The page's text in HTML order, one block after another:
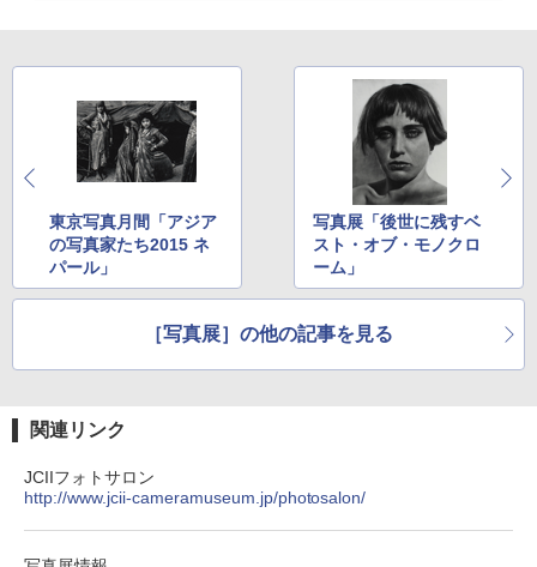
東京写真月間「アジア
の写真家たち2015 ネ
パール」
写真展「後世に残すベ
スト・オブ・モノクロ
ーム」
［写真展］の他の記事を見る
関連リンク
JCIIフォトサロン
http://www.jcii-cameramuseum.jp/photosalon/